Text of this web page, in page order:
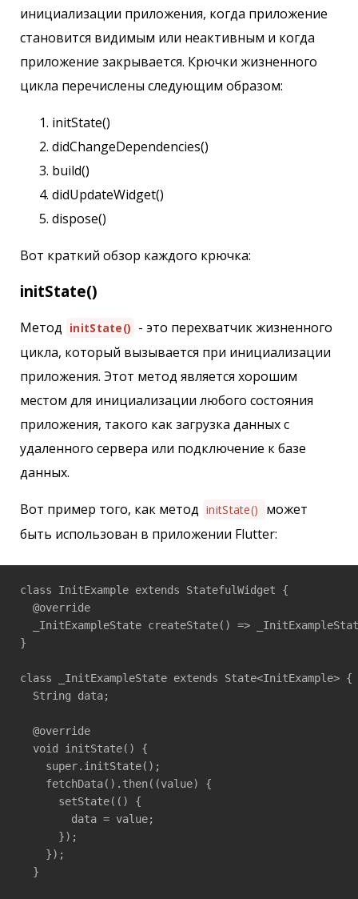
инициализации приложения, когда приложение
становится видимым или неактивным и когда
приложение закрывается. Крючки жизненного
цикла перечислены следующим образом:
initState()
didChangeDependencies()
build()
didUpdateWidget()
dispose()
Вот краткий обзор каждого крючка:
initState()
Метод initState() - это перехватчик жизненного
цикла, который вызывается при инициализации
приложения. Этот метод является хорошим
местом для инициализации любого состояния
приложения, такого как загрузка данных с
удаленного сервера или подключение к базе
данных.
Вот пример того, как метод initState()
может
быть использован в приложении Flutter:
class InitExample extends StatefulWidget {
  @override
_InitExampleState createState() =>
}
class _InitExampleState extends State<InitExample> {
  String data;
  @override
  void initState() {
    super.initState();
    fetchData().then((value) {
      setState(() {
        data = value;
      });
    });
  }